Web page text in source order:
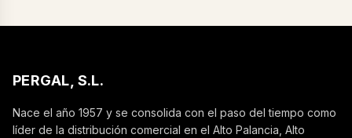
PERGAL, S.L.
Nace el año 1957 y se consolida con el paso del tiempo como
líder de la distribución comercial en el Alto Palancia, Alto